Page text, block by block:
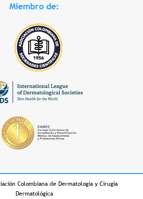
Miembro de:
Colombiana de Dermatología y Cirugía
Dermatológica